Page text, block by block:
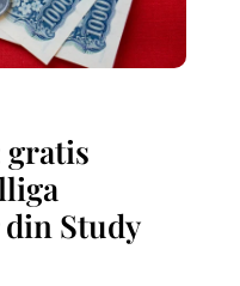
gratis
Study